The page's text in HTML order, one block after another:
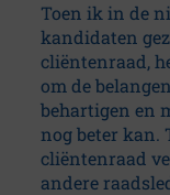
Toen ik in de
kandidaten
cliëntenraad,
om de
behartigen en
nog beter kan.
cliëntenraad
andere